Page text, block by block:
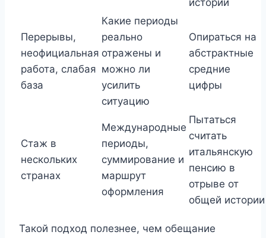
истории
Перерывы,
неофициальная
работа, слабая
база
Какие периоды
реально
отражены и
можно ли
усилить
ситуацию
Опираться на
абстрактные
средние
цифры
Стаж в
нескольких
странах
Международные
периоды,
суммирование и
маршрут
оформления
Пытаться
считать
итальянскую
пенсию в
отрыве от
общей истории
Такой подход полезнее, чем обещание